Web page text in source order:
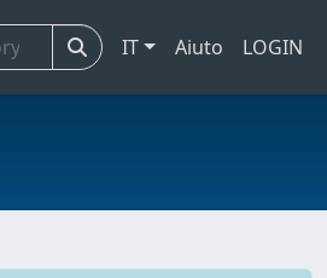
IT Aiuto LOGIN